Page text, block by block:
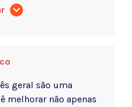
geral são uma
melhorar não apenas